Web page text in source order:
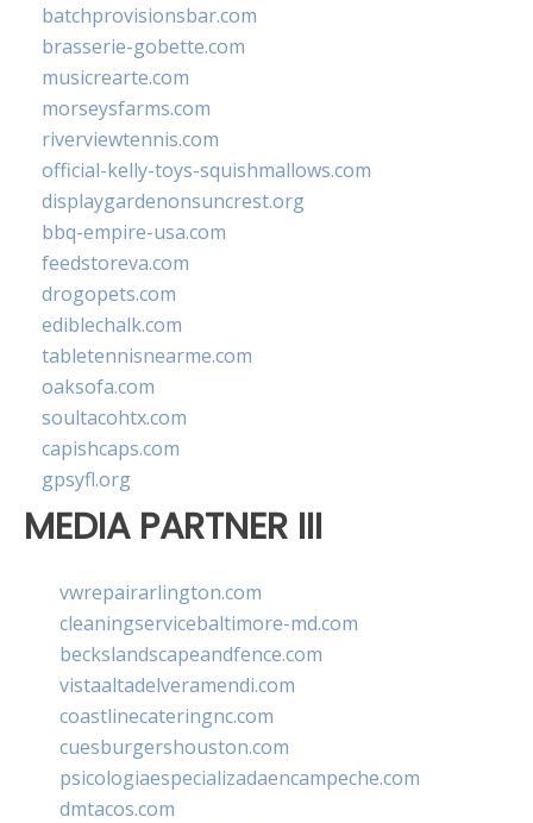
batchprovisionsbar.com
brasserie-gobette.com
musicrearte.com
morseysfarms.com
riverviewtennis.com
official-kelly-toys-squishmallows.com
displaygardenonsuncrest.org
bbq-empire-usa.com
feedstoreva.com
drogopets.com
ediblechalk.com
tabletennisnearme.com
oaksofa.com
soultacohtx.com
capishcaps.com
gpsyfl.org
MEDIA PARTNER III
vwrepairarlington.com
cleaningservicebaltimore-md.com
beckslandscapeandfence.com
vistaaltadelveramendi.com
coastlinecateringnc.com
cuesburgershouston.com
psicologiaespecializadaencampeche.com
dmtacos.com